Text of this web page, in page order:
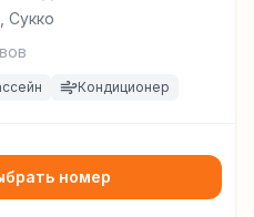
Сукко
Кондиционер
номер